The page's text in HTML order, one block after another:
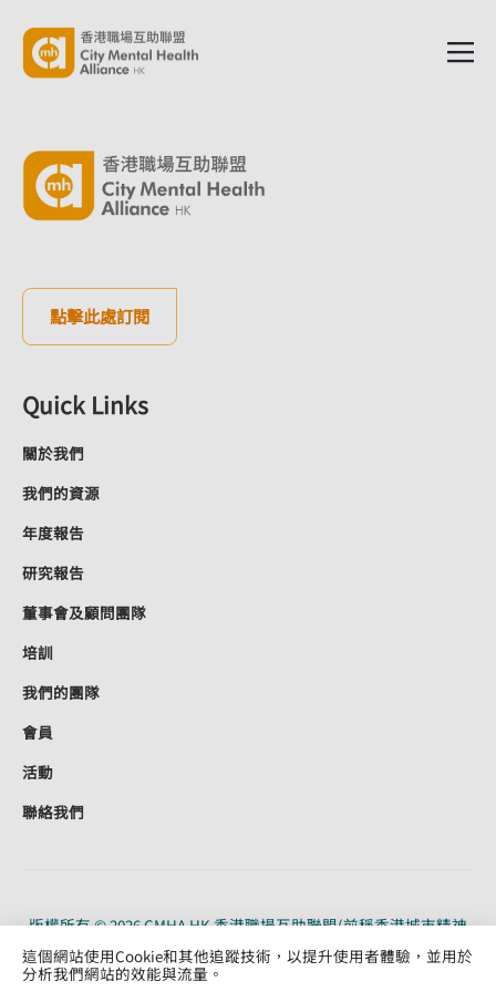
Quick Links
關於我們
我們的資源
年度報告
研究報告
董事會及顧問團隊
培訓
我們的團隊
會員
活動
聯絡我們
點擊此處訂閱
版權所有 © 2026 CMHA HK 香港職場互助聯盟(前稱香港城市精神
健康聯盟)。CMHA HK 是根據《稅務條例》（91/19956）第 88 條獲
認可的慈善機構。保留所有權利。
這個網站使用Cookie和其他追蹤技術，以提升使用者體驗，並用於
分析我們網站的效能與流量。